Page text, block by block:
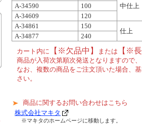
中仕上
A-34590
100
A-34609
120
A-34861
150
仕上
A-34877
240
カート内に
【※欠品中】 または 【※
商品が入荷次第順次発送となりますので
なお、複数の商品をご注文頂いた場合、
さい。
商品に関するお問い合わせはこちら
株式会社マキタ
※マキタのホームページに移動します。